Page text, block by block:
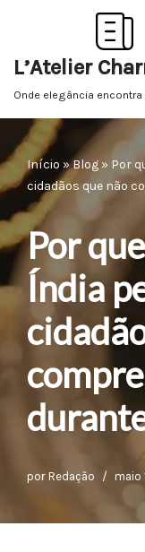
para
o
L’Atelier
Onde elegância
Início »Blog » Por
cidadãos que não
Por
Índia
por Redação maio